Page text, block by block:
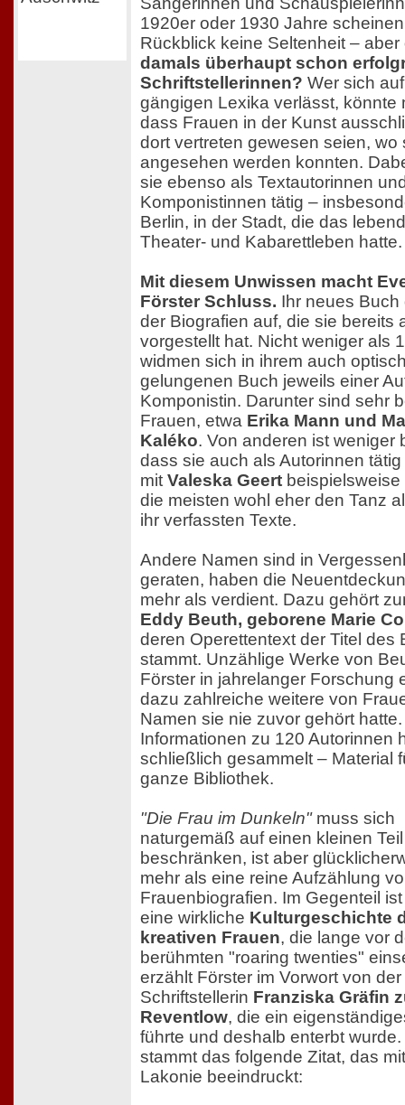
1920er oder 1930 Jahre
Rückblick keine Seltenheit – aber
damals überhaupt schon
Schriftstellerinnen? Wer sich
gängigen Lexika verlässt, könnte
dass Frauen in der Kunst
dort vertreten gewesen seien, wo
angesehen werden konnten.
sie ebenso als Textautorinnen
Komponistinnen tätig –
Berlin, in der Stadt, die das
Theater- und Kabarettleben hatte.
Mit diesem Unwissen macht
Förster Schluss. Ihr neues Buch
der Biografien auf, die sie bereits
vorgestellt hat. Nicht weniger als
widmen sich in ihrem auch
gelungenen Buch jeweils einer
Komponistin. Darunter sind sehr
Frauen, etwa Erika Mann und
Kaléko. Von anderen ist weniger
dass sie auch als Autorinnen
mit Valeska Geert
die meisten wohl eher den Tanz
ihr verfassten Texte.
Andere Namen sind in
geraten, haben die
mehr als verdient. Dazu gehört
Eddy Beuth, geborene Marie
deren Operettentext der Titel des
stammt. Unzählige Werke von
Förster in jahrelanger Forschung
dazu zahlreiche weitere von
Namen sie nie zuvor gehört hatte.
Informationen zu 120 Autorinnen
schließlich gesammelt – Material
ganze Bibliothek.
"Die Frau im Dunkeln"muss sich
naturgemäß auf einen kleinen
beschränken, ist aber
mehr als eine reine Aufzählung
Frauenbiografien. Im Gegenteil
eine wirkliche Kulturgeschichte
kreativen Frauen, die lange vor
berühmten "roaring twenties"
erzählt Förster im Vorwort von
Schriftstellerin Franziska Gräfin
Reventlow, die ein
führte und deshalb enterbt wurde.
stammt das folgende Zitat, das
Lakonie beeindruckt: